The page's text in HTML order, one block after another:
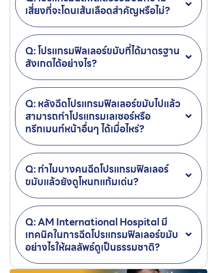
เสี่ยงที่จะโดนเส้นเลือดสำคัญหรือไม่?
Q: โปรแกรมฟิลเลอร์ขมับที่ได้มาตรฐาน
สังเกตได้อย่างไร?
Q: หลังฉีดโปรแกรมฟิลเลอร์ขมับไปแล้ว
สามารถทำโปรแกรมเลเซอร์หรือ
ทรีทเมนท์หน้าอื่นๆ ได้เมื่อไหร่?
Q: ทำไมบางคนฉีดโปรแกรมฟิลเลอร์
ขมับแล้วยังดูโหนกแก้มเด่น?
Q: AM International Hospital มี
เทคนิคในการฉีดโปรแกรมฟิลเลอร์ขมับ
อย่างไรให้ผลลัพธ์ดูเป็นธรรมชาติ?